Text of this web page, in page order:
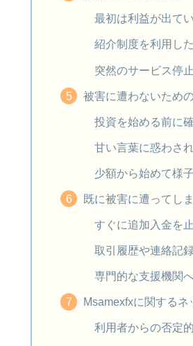
最初は利益が出て
紹介制度を利用し
突然のサービス停
被害に遭わないため
投資を始める前に
甘い言葉に惑わさ
少額から始めて様
既に被害に遭ってし
すぐに追加入金を
取引履歴や連絡記
専門的な支援機関
Msamexfxに関するネ
利用者からの否定